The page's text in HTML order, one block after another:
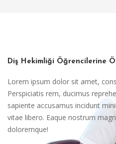
Diş Hekimliği Öğrencilerine
Lorem ipsum dolor sit amet,
Perspiciatis rem, ducimus
sapiente accusamus incidunt
vitae libero. Eaque nostrum
doloremque!